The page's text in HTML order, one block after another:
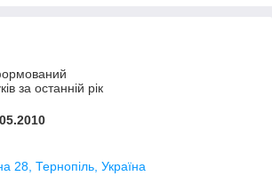
— це незамінний засіб у
Основною перевагою цієї речовини перед
- стійкість до впливу зовнішнього
властивості полімерів.
області застосування полімерних клеїв —
Саме в даних галузях важливе
за останній рік
28, Тернопіль, Україна